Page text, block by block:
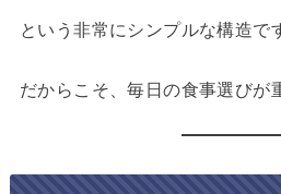
という非常にシンプルな構造で
だからこそ、毎日の食事選びが